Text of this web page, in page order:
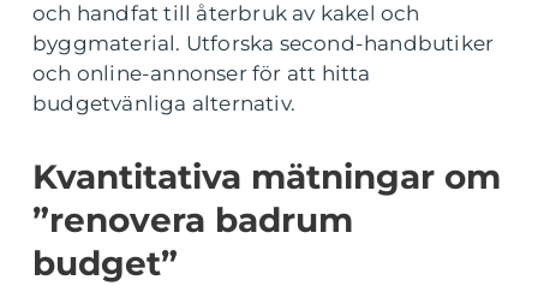
och handfat till återbruk av kakel och
byggmaterial. Utforska second-handbutiker
och online-annonser för att hitta
budgetvänliga alternativ.
Kvantitativa mätningar om
”renovera badrum
budget”